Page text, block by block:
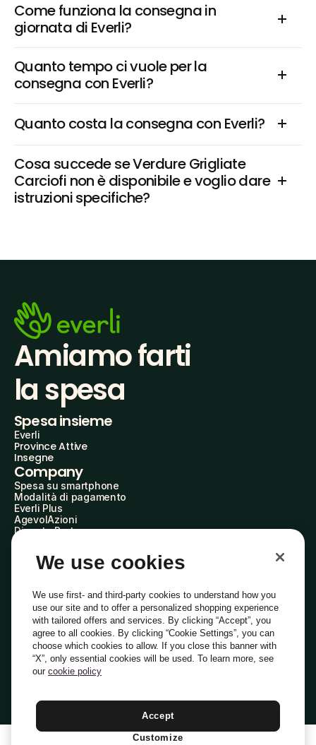
Come funziona la consegna in
giornata di Everli?
Quanto tempo ci vuole per la
consegna con Everli?
Quanto costa la consegna con Everli?
Cosa succede se Verdure Grigliate
Carciofi non è disponibile e voglio dare
istruzioni specifiche?
Amiamo farti
la spesa
Spesa insieme
Everli
Province Attive
Insegne
Company
Spesa su smartphone
Modalità di pagamento
Everli Plus
AgevolAzioni
Diventa Partner
Everli Shoppers
About Us
Everli News
Domande frequenti
Lavora con noi
Diventa Shopper
Investitori
PrivacyCookiePreferenze Cookie
Termini e CondizioniCodice Etico
Indirizzo PEC: everli@pec.it - indirizzo DPO: dpo@everli.com
Italiano
We use cookies
We use first- and third-party cookies to understand how you
use our site and to offer a personalized shopping experience
with tailored offers and services. By clicking “Accept”, you
agree to all cookies. By clicking “Cookie Settings”, you can
choose which cookies to allow. If you close this banner with
“X”, only essential cookies will be used. To learn more, see
our cookie policy
Accept
Customize